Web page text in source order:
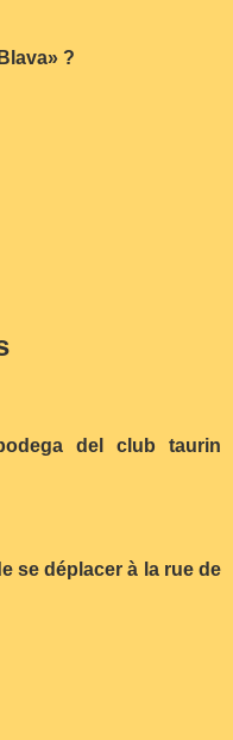
?
del club taurin
se déplacer à la rue de